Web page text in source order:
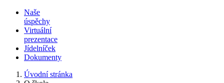
Naše
úspěchy
Virtuální
prezentace
Jídelníček
Dokumenty
Úvodní stránka